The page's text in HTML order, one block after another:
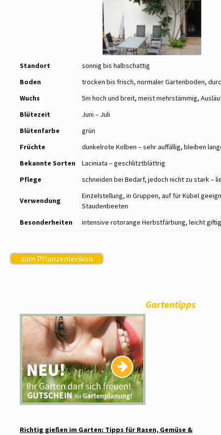
Standort
sonnig bis halbschattig
Boden
trocken bis frisch, normaler Gartenboden,
Wuchs
5m hoch und breit, meist mehrstämmig,
Blütezeit
Juni – Juli
Blütenfarbe
grün
Früchte
dunkelrote Kolben – sehr auffällig, bleiben
Bekannte Sorten
Laciniata – geschlitztblättrig
Pflege
schneiden bei Bedarf, jedoch nicht zu stark –
Verwendung
Einzelstellung, in Gruppen, auf für Kübel
Staudenbeeten
Besonderheiten
intensive rotorange Herbstfärbung, leicht giftig
zum Pflanzenlexikon
Gartentipps
Richtig gießen im Garten: Tipps für Rasen, Gemüse &